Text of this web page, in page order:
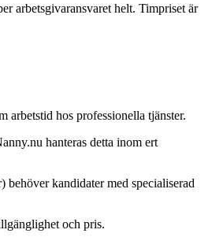
arbetsgivaransvaret helt. Timpriset är
arbetstid hos professionella tjänster.
hanteras detta inom ert
kandidater med specialiserad
och pris.